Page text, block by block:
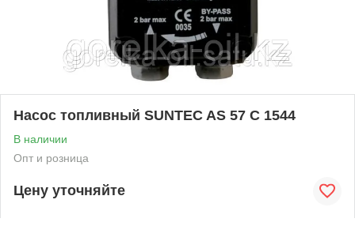
Насос топливный SUNTEC AS 57 C 1544
В наличии
Опт и розница
Цену уточняйте